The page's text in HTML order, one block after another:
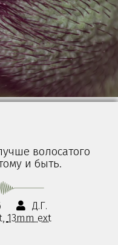
волосатого
и быть.
Д.Г.
13mm ext